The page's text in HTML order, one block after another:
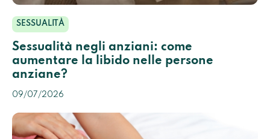
SESSUALITÀ
Sessualità negli anziani: come
aumentare la libido nelle persone
anziane?
09/07/2026